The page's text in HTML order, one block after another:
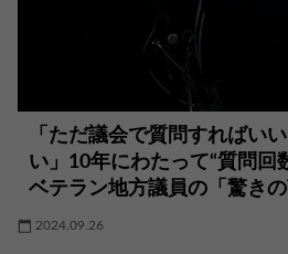
「ただ議会で質問すればい
い」10年にわたって“質問回
ベテラン地方議員の「驚きの
2024.09.26